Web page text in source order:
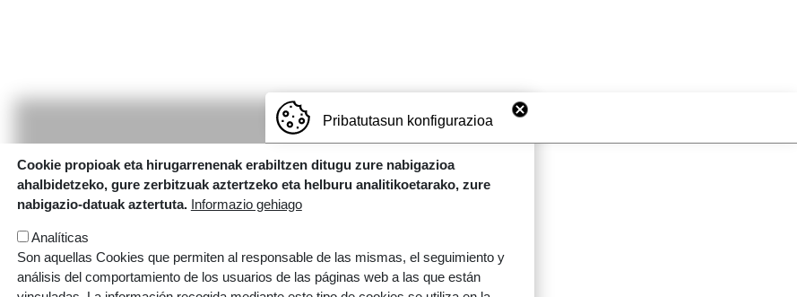
Pribatutasun konfigurazioa
Cookie propioak eta hirugarrenenak erabiltzen ditugu zure nabigazioa
ahalbidetzeko, gure zerbitzuak aztertzeko eta helburu analitikoetarako, zure
nabigazio-datuak aztertuta. Informazio gehiago
Analíticas
Son aquellas Cookies que permiten al responsable de las mismas, el seguimiento y
análisis del comportamiento de los usuarios de las páginas web a las que están